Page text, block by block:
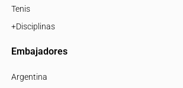
Tenis
+Disciplinas
Embajadores
Argentina